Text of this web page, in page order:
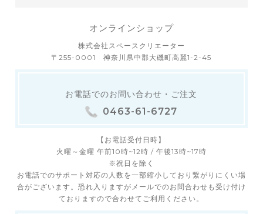
オンラインショップ
株式会社スペースクリエーター
〒255-0001 神奈川県中郡大磯町高麗1-2-45
お電話でのお問い合わせ・ご注文
0463-61-6727
【お電話受付日時】
火曜～金曜 午前10時~12時 / 午後13時~17時
※祝日を除く
お電話でのサポート対応の人数を一部縮小しており繋がりにくい場
合がございます。恐れ入りますがメールでのお問合わせも受け付け
ておりますので合わせてご利用ください。